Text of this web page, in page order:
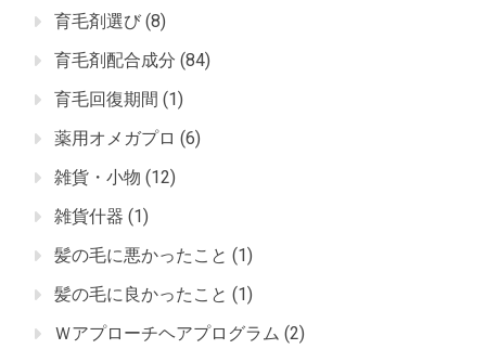
育毛剤選び (8)
育毛剤配合成分 (84)
育毛回復期間 (1)
薬用オメガプロ (6)
雑貨・小物 (12)
雑貨什器 (1)
髪の毛に悪かったこと (1)
髪の毛に良かったこと (1)
Ｗアプローチヘアプログラム (2)